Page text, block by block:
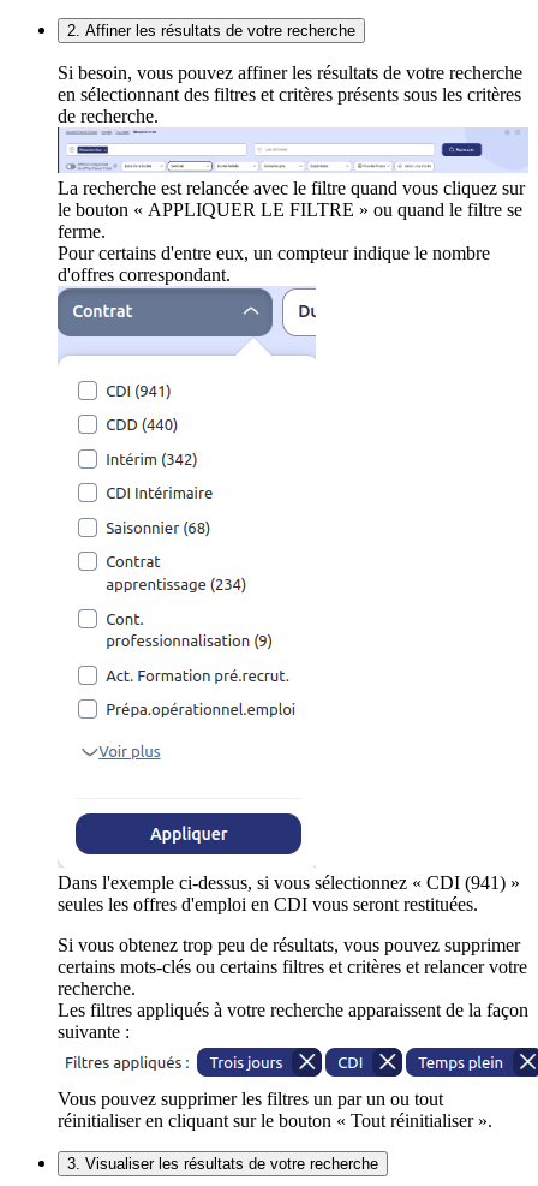
2. Affiner les résultats de votre recherche
Si besoin, vous pouvez affiner les résultats de votre recherche
en sélectionnant des filtres et critères présents sous les critères
de recherche.
La recherche est relancée avec le filtre quand vous cliquez sur
le bouton « APPLIQUER LE FILTRE » ou quand le filtre se
ferme.
Pour certains d'entre eux, un compteur indique le nombre
d'offres correspondant.
Dans l'exemple ci-dessus, si vous sélectionnez « CDI (941) »
seules les offres d'emploi en CDI vous seront restituées.
Si vous obtenez trop peu de résultats, vous pouvez supprimer
certains mots-clés ou certains filtres et critères et relancer votre
recherche.
Les filtres appliqués à votre recherche apparaissent de la façon
suivante :
Vous pouvez supprimer les filtres un par un ou tout
réinitialiser en cliquant sur le bouton « Tout réinitialiser ».
3. Visualiser les résultats de votre recherche